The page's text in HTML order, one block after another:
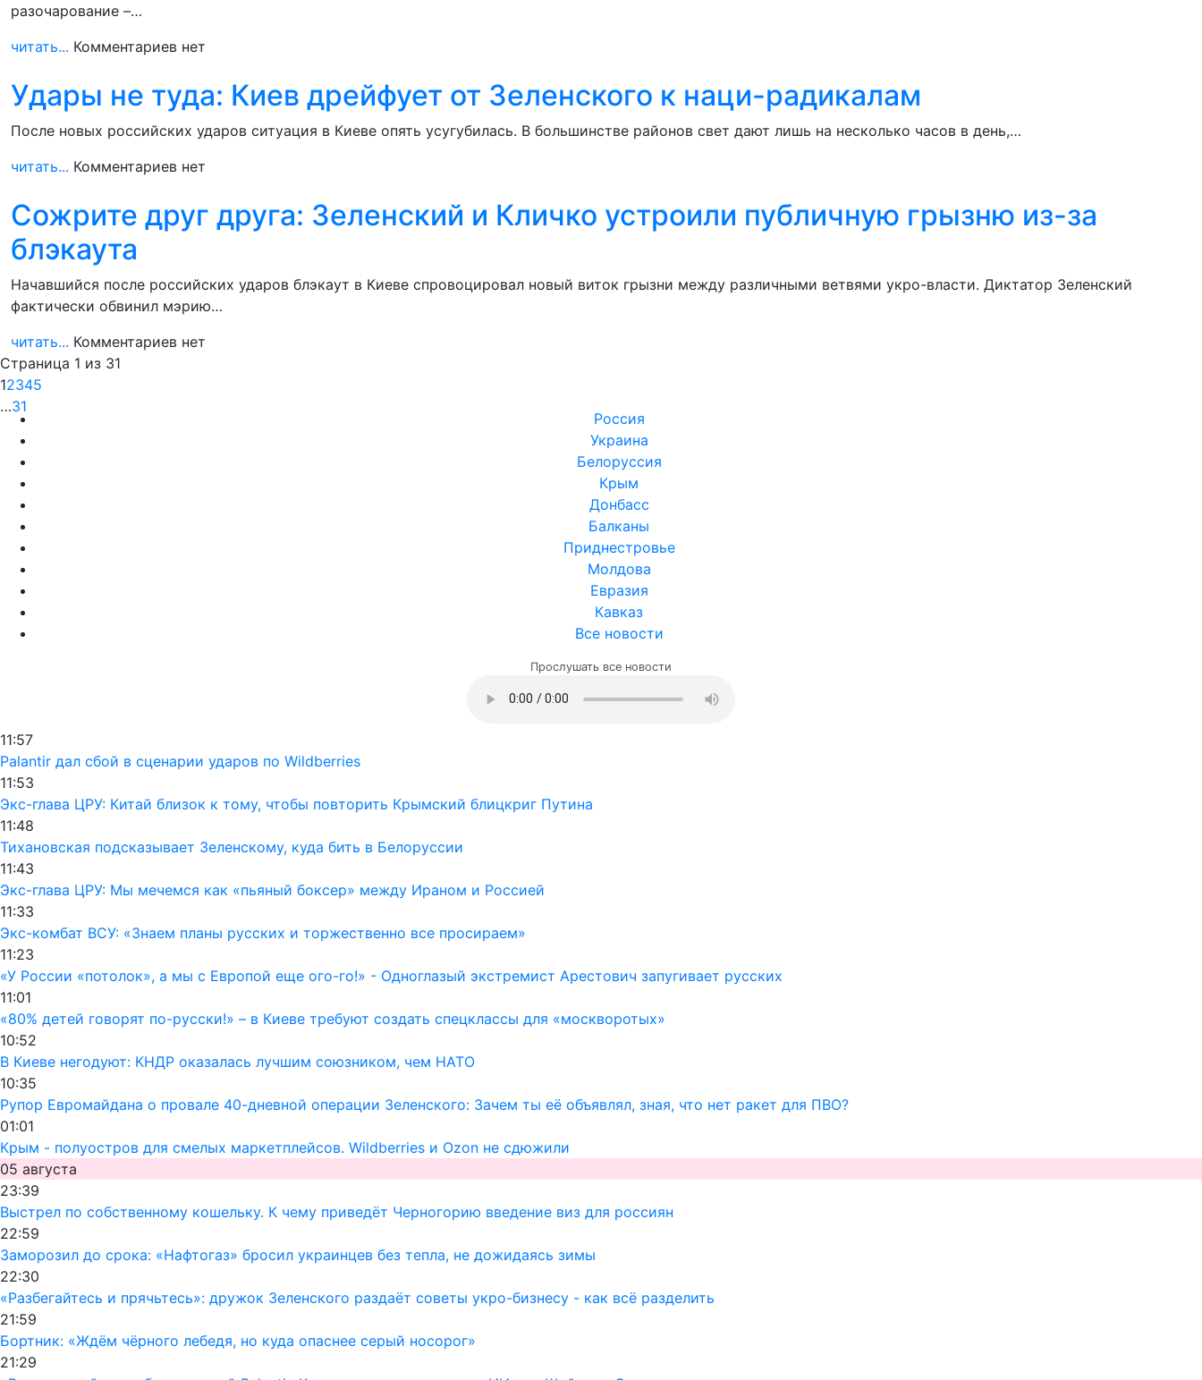
разочарование –…
читать... Комментариев нет
Удары не туда: Киев дрейфует от Зеленского к наци-радикалам
После новых российских ударов ситуация в Киеве опять усугубилась. В большинстве районов свет дают лишь на несколько часов в день,…
читать... Комментариев нет
Сожрите друг друга: Зеленский и Кличко устроили публичную грызню из-за
блэкаута
Начавшийся после российских ударов блэкаут в Киеве спровоцировал новый виток грызни между различными ветвями укро-власти. Диктатор Зеленский
фактически обвинил мэрию…
читать... Комментариев нет
Страница 1 из 31
12345
…31
Россия
Украина
Белоруссия
Крым
Донбасс
Балканы
Приднестровье
Молдова
Евразия
Кавказ
Все новости
Прослушать все новости
11:57
Palantir дал сбой в сценарии ударов по Wildberries
11:53
Экс-глава ЦРУ: Китай близок к тому, чтобы повторить Крымский блицкриг Путина
11:48
Тихановская подсказывает Зеленскому, куда бить в Белоруссии
11:43
Экс-глава ЦРУ: Мы мечемся как «пьяный боксер» между Ираном и Россией
11:33
Экс-комбат ВСУ: «Знаем планы русских и торжественно все просираем»
11:23
«У России «потолок», а мы с Европой еще ого-го!» - Одноглазый экстремист Арестович запугивает русских
11:01
«80% детей говорят по-русски!» – в Киеве требуют создать спецклассы для «москворотых»
10:52
В Киеве негодуют: КНДР оказалась лучшим союзником, чем НАТО
10:35
Рупор Евромайдана о провале 40-дневной операции Зеленского: Зачем ты её объявлял, зная, что нет ракет для ПВО?
01:01
Крым - полуостров для смелых маркетплейсов. Wildberries и Ozon не сдюжили
05 августа
23:39
Выстрел по собственному кошельку. К чему приведёт Черногорию введение виз для россиян
22:59
Заморозил до срока: «Нафтогаз» бросил украинцев без тепла, не дожидаясь зимы
22:30
«Разбегайтесь и прячьтесь»: дружок Зеленского раздаёт советы укро-бизнесу - как всё разделить
21:59
Бортник: «Ждём чёрного лебедя, но куда опаснее серый носорог»
21:29